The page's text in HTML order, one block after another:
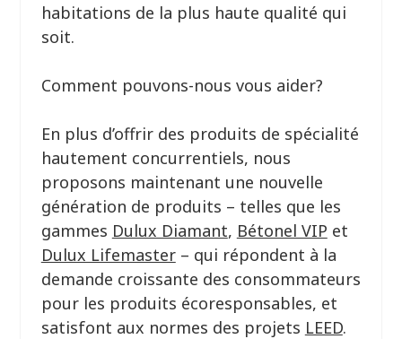
habitations de la plus haute qualité qui
soit.
Comment pouvons-nous vous aider?
En plus d’offrir des produits de spécialité
hautement concurrentiels, nous
proposons maintenant une nouvelle
génération de produits – telles que les
gammes Dulux Diamant, Bétonel VIP et
Dulux Lifemaster– qui répondent à la
demande croissante des consommateurs
pour les produits écoresponsables, et
satisfont aux normes des projets LEED.